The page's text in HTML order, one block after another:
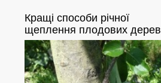
Кращі способи річної
щеплення плодових дерев